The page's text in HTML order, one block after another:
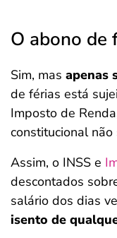
O abono de
Sim, mas apenas
de férias está
Imposto de
constitucional
Assim, o INSS e
descontados
salário dos dias
isento de